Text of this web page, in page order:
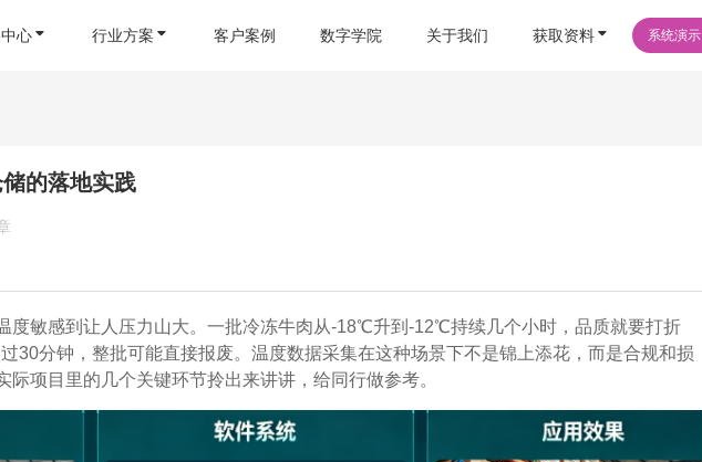
心 行业方案 客户案例 数字学院 关于我们 获取资料 系统演示
的落地实践
度敏感到让人压力山大。一批冷冻牛肉从-18℃升到-12℃持续几个小时，品质就要打折
30分钟，整批可能直接报废。温度数据采集在这种场景下不是锦上添花，而是合规和损
际项目里的几个关键环节拎出来讲讲，给同行做参考。